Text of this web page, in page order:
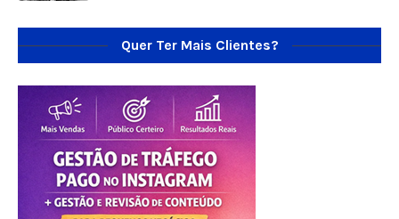
Quer Ter Mais Clientes?